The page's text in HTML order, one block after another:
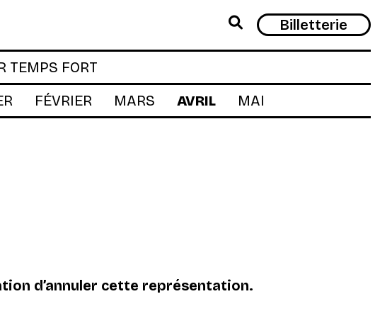
Billetterie
TEMPS FORT
FÉVRIER MARS AVRIL MAI
d’annuler cette représentation.